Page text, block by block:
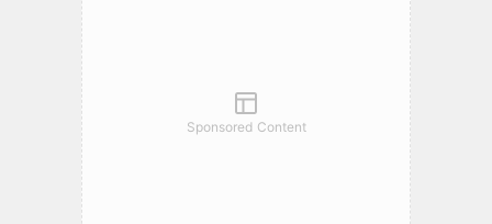
Sponsored Content